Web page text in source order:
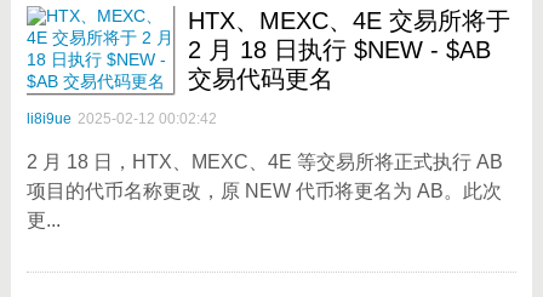
HTX、MEXC、4E 交易所将于
2 月 18 日执行 $NEW - $AB
交易代码更名
li8i9ue 2025-02-12 00:02:42
2 月 18 日，HTX、MEXC、4E 等交易所将正式执行 AB
项目的代币名称更改，原 NEW 代币将更名为 AB。此次
更...